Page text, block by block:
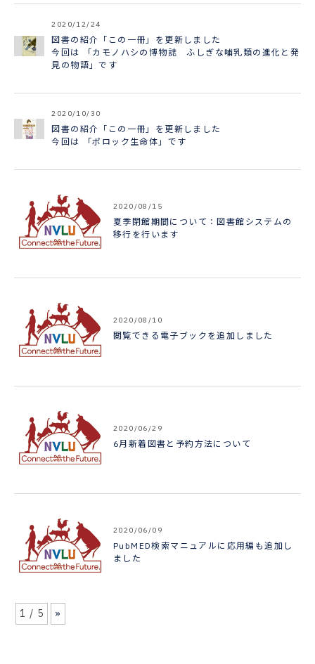
2020/12/24
図書の紹介「この一冊」を更新しました
今回は 「カモノハシの博物誌 ふしぎな哺乳類の進化と発
見の物語」です
2020/10/30
図書の紹介「この一冊」を更新しました
今回は 「ポロック生命体」です
2020/08/15
夏季閉館期間について：図書館システムの
移行を行います
2020/08/10
閲覧できる電子ブックを追加しました
2020/06/29
6月新着図書と予約方法について
2020/06/09
PubMED検索マニュアルに応用編も追加し
ました
1 / 5 »